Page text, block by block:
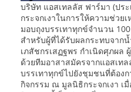
บริษัท แอสเทลลัส ฟาร์มา (ปร
กระจกเงาในการให้ความช่วย
มอบถุงบรรเทาทุกข์จำนวน
สำหรับผู้ที่ได้รับผลกระทบจาก
เภสัชกรเสฏฐพร กำเนิดศุภผล
ด้วยทีมอาสาสมัครจากแอสเท
บรรเทาทุกข์ไปยังชุมชนที่ต้อง
กิจกรรม ณ มูลนิธิกระจกเงา เมื่